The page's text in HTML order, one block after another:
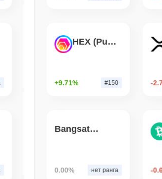
BitGo переводит $7.4 млрд
преддверии Exodus
HEX (Pulsechain)
+9.71% #150 -
Bangsat 666
0.00% нет ранга -